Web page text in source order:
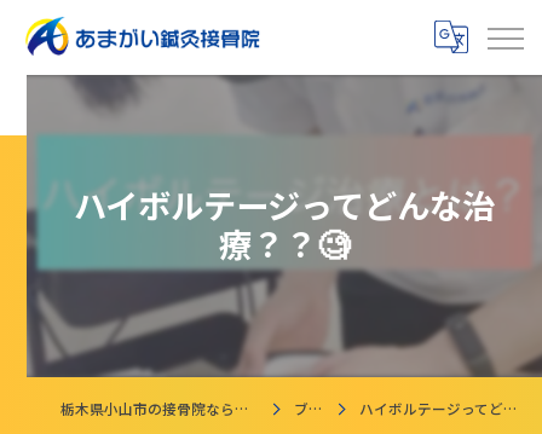
ハイボルテージってどんな治
療？？🧐
栃木県小山市の接骨院ならあまがい鍼灸接骨院 ブログ ハイボルテージってどんな治療？？🧐